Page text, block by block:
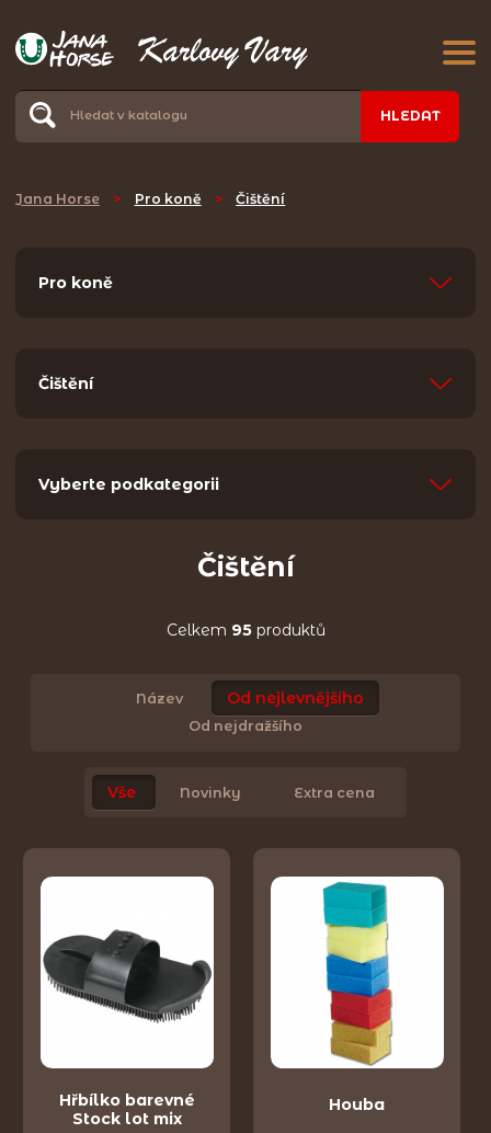
HLEDAT
Jana Horse > Pro koně > Čištění
Pro koně
Čištění
Vyberte podkategorii
Čištění
Celkem 95produktů
Název Od nejlevnějšího
Od nejdražšího
Vše Novinky Extra cena
Hřbílko barevné
Stock lot mix
Houba